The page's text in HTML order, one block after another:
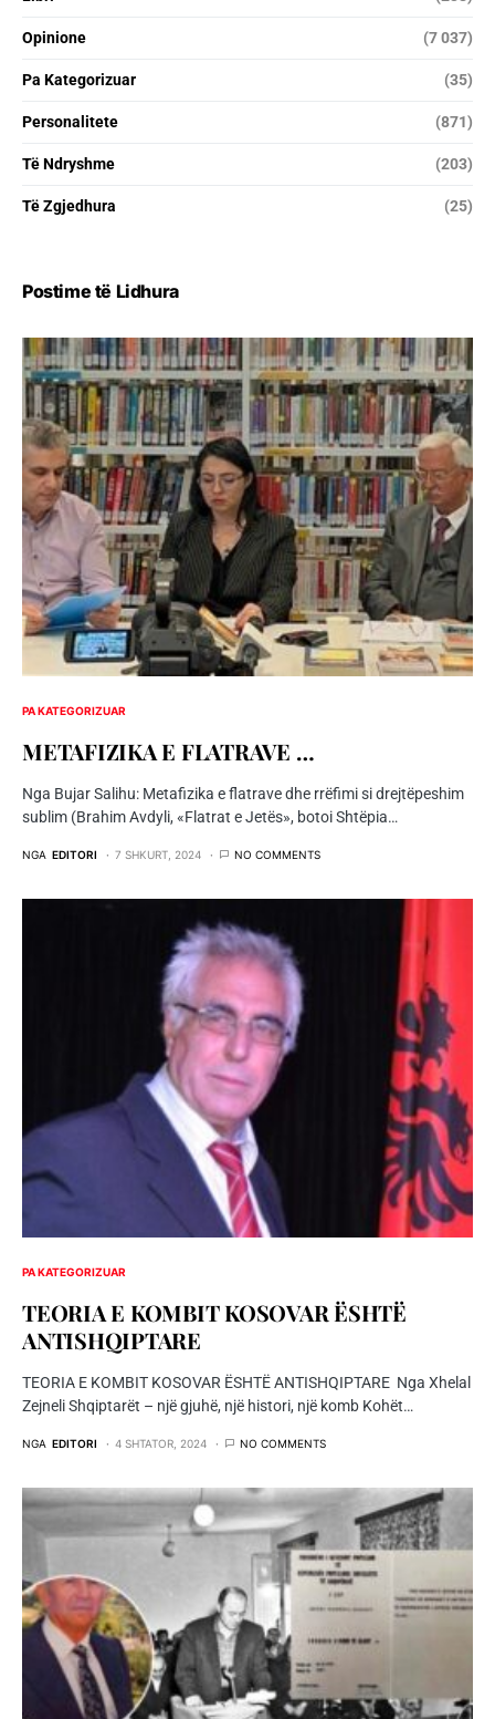
Opinione (7 037)
Pa Kategorizuar (35)
Personalitete (871)
Të Ndryshme (203)
Të Zgjedhura (25)
Postime të Lidhura
PA KATEGORIZUAR
METAFIZIKA E FLATRAVE …
Nga Bujar Salihu: Metafizika e flatrave dhe rrëfimi si drejtëpeshim
sublim (Brahim Avdyli, «Flatrat e Jetës», botoi Shtëpia…
NGA EDITORI 7 SHKURT, 2024 NO COMMENTS
PA KATEGORIZUAR
TEORIA E KOMBIT KOSOVAR ËSHTË
ANTISHQIPTARE
TEORIA E KOMBIT KOSOVAR ËSHTË ANTISHQIPTARE Nga Xhelal
Zejneli Shqiptarët – një gjuhë, një histori, një komb Kohët…
NGA EDITORI 4 SHTATOR, 2024 NO COMMENTS